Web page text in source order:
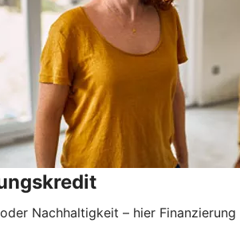
Nachhaltigkeit – hier Finanzierung